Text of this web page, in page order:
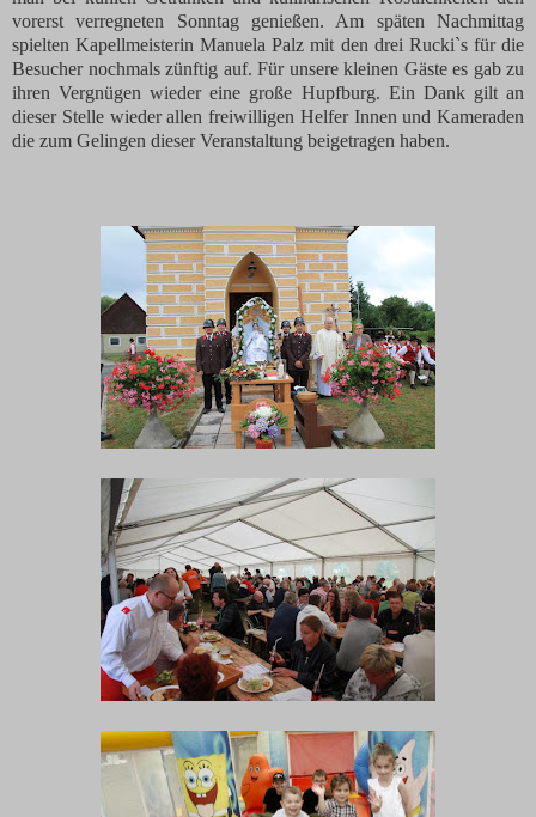
vorerst verregneten Sonntag genießen. Am späten Nachmittag
spielten Kapellmeisterin Manuela Palz mit den drei Rucki`s für die
Besucher nochmals zünftig auf. Für unsere kleinen Gäste es gab zu
ihren Vergnügen wieder eine große Hupfburg. Ein Dank gilt an
dieser Stelle wieder allen freiwilligen Helfer Innen und Kameraden
die zum Gelingen dieser Veranstaltung beigetragen haben.